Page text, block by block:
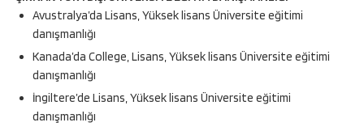
Avustralya’da Lisans, Yüksek lisans Üniversite eğitimi
danışmanlığı
Kanada’da College, Lisans, Yüksek lisans Üniversite eğitimi
danışmanlığı
İngiltere’de Lisans, Yüksek lisans Üniversite eğitimi
danışmanlığı